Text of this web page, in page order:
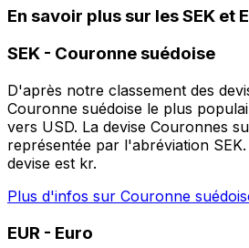
En savoir plus sur les SEK et
SEK - Couronne suédoise
D'après notre classement des
Couronne suédoise le plus
vers USD. La devise Couronnes
représentée par l'abréviation
devise est kr.
Plus d'infos sur Couronne
EUR - Euro